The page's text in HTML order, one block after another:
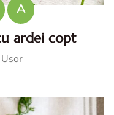
A
ardei copt
de hummus de fasole
Usor